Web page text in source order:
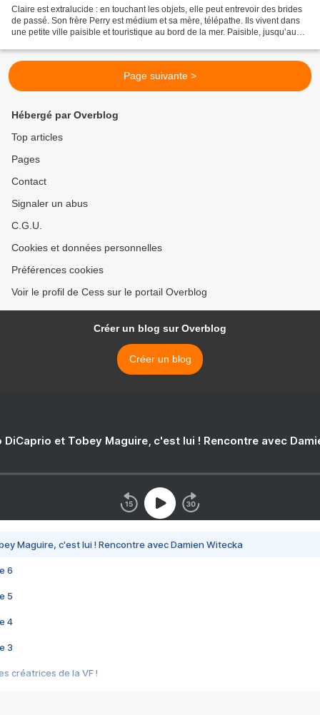
Claire est extralucide : en touchant les objets, elle peut entrevoir des brides
de passé. Son frère Perry est médium et sa mère, télépathe. Ils vivent dans
une petite ville paisible et touristique au bord de la mer. Paisible, jusqu’au
Page suivante >
Hébergé par Overblog
Top articles
Pages
Contact
Signaler un abus
C.G.U.
Cookies et données personnelles
Préférences cookies
Voir le profil de Cess sur le portail Overblog
Créer un blog sur Overblog
Créer un blog
DiCaprio et Tobey Maguire, c'est lui ! Rencontre avec
Maguire, c'est lui ! Rencontre avec Damien Witecka
6
5
4
3
créatrices de la VF !